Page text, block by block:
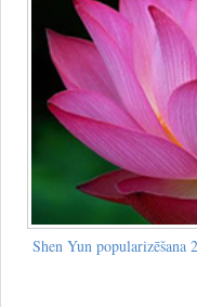
Shen Yun popularizēšana